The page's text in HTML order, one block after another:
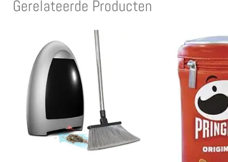
Gerelateerde Producten